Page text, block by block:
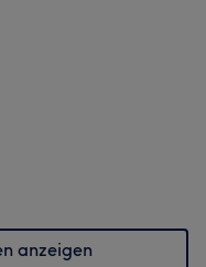
anzeigen